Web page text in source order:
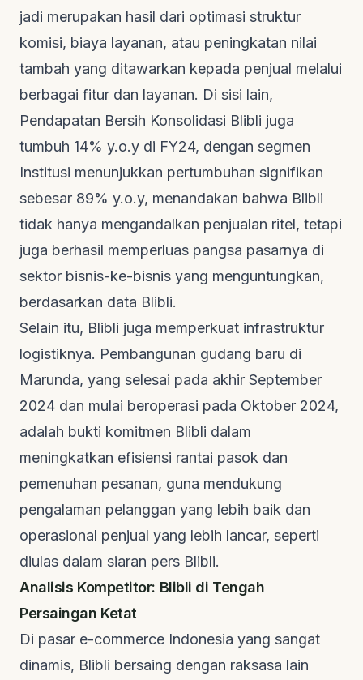
jadi merupakan hasil dari optimasi struktur
komisi, biaya layanan, atau peningkatan nilai
tambah yang ditawarkan kepada penjual melalui
berbagai fitur dan layanan. Di sisi lain,
Pendapatan Bersih Konsolidasi Blibli juga
tumbuh 14% y.o.y di FY24, dengan segmen
Institusi menunjukkan pertumbuhan signifikan
sebesar 89% y.o.y, menandakan bahwa Blibli
tidak hanya mengandalkan penjualan ritel, tetapi
juga berhasil memperluas pangsa pasarnya di
sektor bisnis-ke-bisnis yang menguntungkan,
berdasarkan data Blibli.
Selain itu, Blibli juga memperkuat infrastruktur
logistiknya. Pembangunan gudang baru di
Marunda, yang selesai pada akhir September
2024 dan mulai beroperasi pada Oktober 2024,
adalah bukti komitmen Blibli dalam
meningkatkan efisiensi rantai pasok dan
pemenuhan pesanan, guna mendukung
pengalaman pelanggan yang lebih baik dan
operasional penjual yang lebih lancar, seperti
diulas dalam siaran pers Blibli.
Analisis Kompetitor: Blibli di Tengah
Persaingan Ketat
Di pasar e-commerce Indonesia yang sangat
dinamis, Blibli bersaing dengan raksasa lain